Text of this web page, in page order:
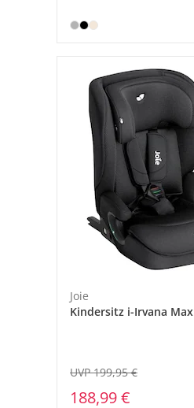
Joie
Kindersitz i-Irvana Max
188,99 €
UVP 199,95 €